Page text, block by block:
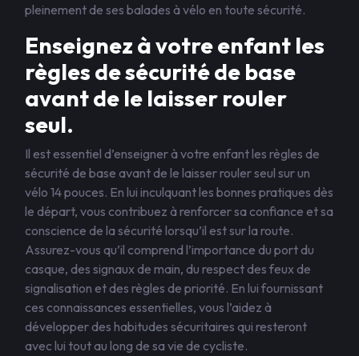
pleinement de ses balades à vélo en toute sécurité.
Enseignez à votre enfant les
règles de sécurité de base
avant de le laisser rouler
seul.
Il est essentiel d’enseigner à votre enfant les règles de
sécurité de base avant de le laisser rouler seul sur un
vélo 14 pouces. En lui inculquant les bonnes pratiques dès
le départ, vous contribuez à renforcer sa confiance et sa
conscience de la sécurité lorsqu’il est sur la route.
Assurez-vous qu’il comprend l’importance du port du
casque, des signaux de main, du respect des feux de
signalisation et des règles de priorité. En lui fournissant
ces connaissances essentielles, vous l’aidez à
développer des habitudes sécuritaires qui resteront
avec lui tout au long de sa vie de cycliste.